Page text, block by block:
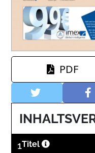
PDF
1Titel